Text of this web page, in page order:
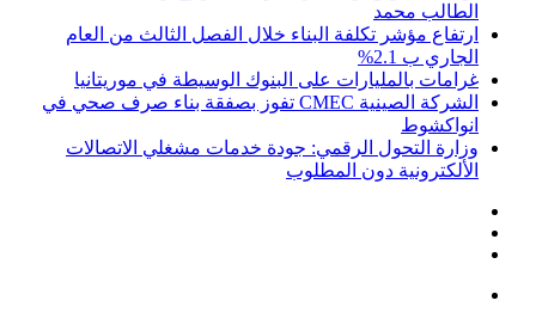
الطالب محمد
ارتفاع مؤشر تكلفة البناء خلال الفصل الثالث من العام
الجاري ب 2.1%
غرامات بالمليارات على البنوك الوسيطة في موريتانيا
الشركة الصينية CMEC تفوز بصفقة بناء صرف صحي في
انواكشوط
وزارة التحول الرقمي: جودة خدمات مشغلي الاتصالات
الألكترونية دون المطلوب